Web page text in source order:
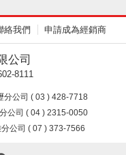
絡我們 申請成為經銷商
公司
8111
分公司 ( 03 ) 428-7718
公司 ( 04 ) 2315-0050
公司 ( 07 ) 373-7566